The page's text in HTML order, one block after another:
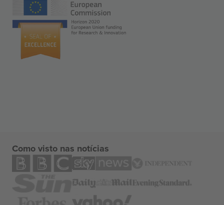
Como visto nas notícias